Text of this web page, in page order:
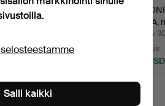
MITTAUSVÄLINEET, 2
kpl, 1800-luku.
8 tarjousta
STÖÄ,
Myyty
Tarjous
32 USD
Salli kaikki